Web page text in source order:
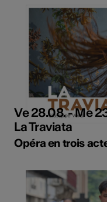
Ve 28.08. - Me
La Traviata
Opéra en trois